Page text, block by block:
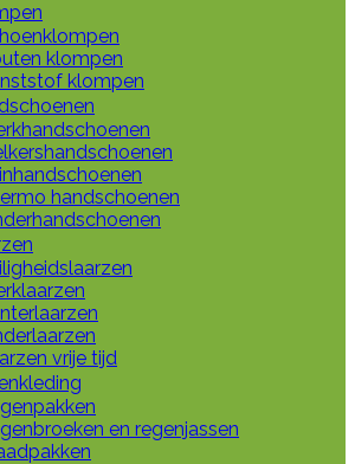
klompen
klompen
handschoenen
vrije tijd
en regenjassen